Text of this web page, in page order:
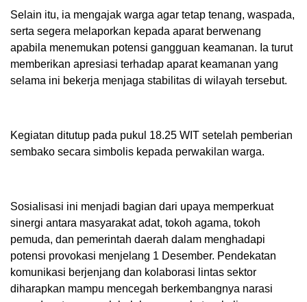
Selain itu, ia mengajak warga agar tetap tenang, waspada,
serta segera melaporkan kepada aparat berwenang
apabila menemukan potensi gangguan keamanan. Ia turut
memberikan apresiasi terhadap aparat keamanan yang
selama ini bekerja menjaga stabilitas di wilayah tersebut.
Kegiatan ditutup pada pukul 18.25 WIT setelah pemberian
sembako secara simbolis kepada perwakilan warga.
Sosialisasi ini menjadi bagian dari upaya memperkuat
sinergi antara masyarakat adat, tokoh agama, tokoh
pemuda, dan pemerintah daerah dalam menghadapi
potensi provokasi menjelang 1 Desember. Pendekatan
komunikasi berjenjang dan kolaborasi lintas sektor
diharapkan mampu mencegah berkembangnya narasi